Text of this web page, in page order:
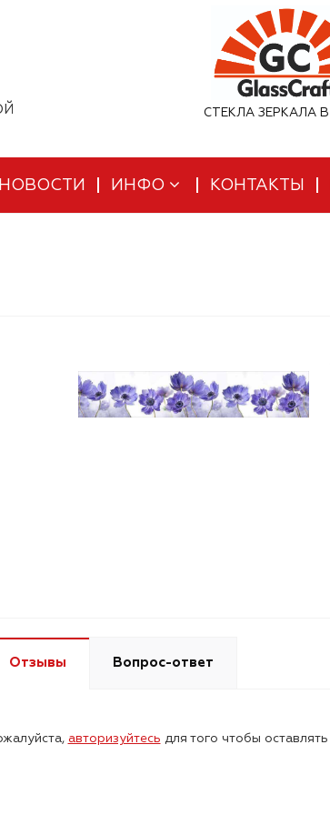
СТЕКЛА ЗЕРКАЛА
НОВОСТИ ИНФО КОНТАКТЫ
Отзывы Вопрос-ответ
авторизуйтесь для того чтобы